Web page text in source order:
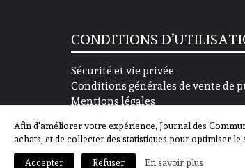
CONDITIONS
Sécurité et vie privée
Conditions générales de vente de
Mentions légales
Afin d'améliorer votre expérience, Journal des
achats, et de collecter des statistiques pour optimiser le
Accepter Refuser En savoir plus